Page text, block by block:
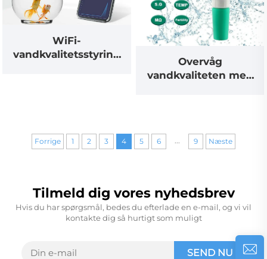
WiFi-
vandkvalitetsstyring
Overvåg
vandkvaliteten med
Forrige 1 2 3 4 5 6 9 Næste
Tilmeld dig vores nyhedsbrev
Hvis du har spørgsmål, bedes du efterlade en e-mail, og vi vil
kontakte dig så hurtigt som muligt
SEND NU